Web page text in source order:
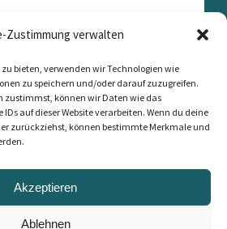
Zustimmung verwalten
bieten, verwenden wir Technologien wie
zu speichern und/oder darauf zuzugreifen.
zustimmst, können wir Daten wie das
auf dieser Website verarbeiten. Wenn du deine
zurückziehst, können bestimmte Merkmale und
Akzeptieren
Ablehnen